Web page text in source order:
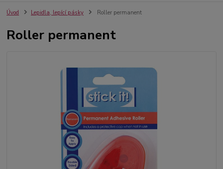
Úvod Lepidla, lepící pásky Roller permanent
Roller permanent